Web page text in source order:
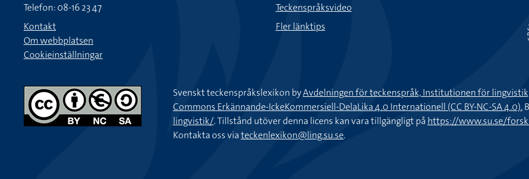
Telefon: 08-16 23 47
Kontakt
Om webbplatsen
Cookieinställningar
Teckenspråksvideo
Fler länktips
Svenskt teckenspråkslexikon byAvdelningen för teckenspråk, Institutionen för
Commons Erkännande-IckeKommersiell-DelaLika 4.0 Internationell (CC BY-NC-SA 4.0).
lingvistik/. Tillstånd utöver denna licens kan vara tillgängligt på https://www.su.se/
Kontakta oss viateckenlexikon@ling.su.se.